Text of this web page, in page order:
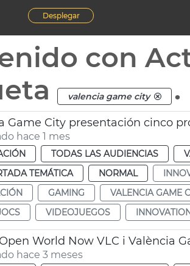
Desplegar
con
valencia game city .
Game City presentación cinco
hace 1 mes
TODAS LAS AUDIENCIAS
TEMÁTICA
NORMAL
GAMING VALENCIA GAME
VIDEOJUEGOS
World Now VLC i València
hace 3 meses